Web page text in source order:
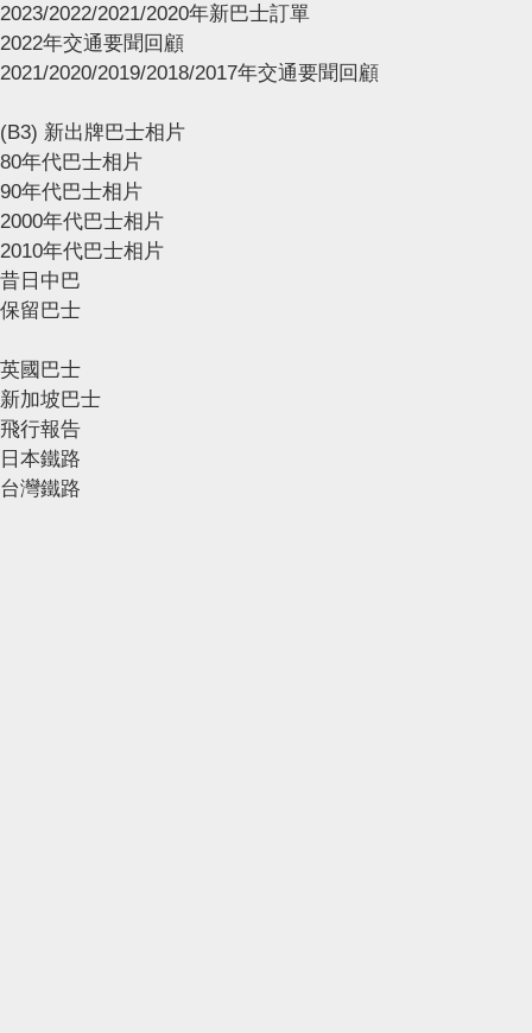
2023/2022/2021/2020年新巴士訂單
2022年交通要聞回顧
2021/2020/2019/2018/2017年交通要聞回顧
(B3) 新出牌巴士相片
80年代巴士相片
90年代巴士相片
2000年代巴士相片
2010年代巴士相片
昔日中巴
保留巴士
英國巴士
新加坡巴士
飛行報告
日本鐵路
台灣鐵路